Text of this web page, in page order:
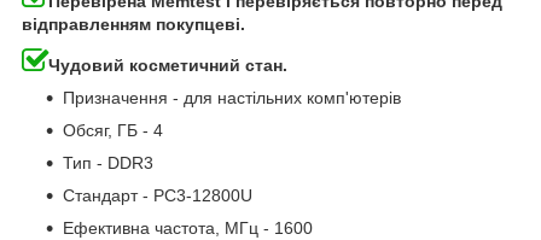
відправленням покупцеві.
Чудовий косметичний стан.
Призначення - для настільних комп'ютерів
Обсяг, ГБ - 4
Тип - DDR3
Стандарт - PC3-12800U
Ефективна частота, МГц - 1600